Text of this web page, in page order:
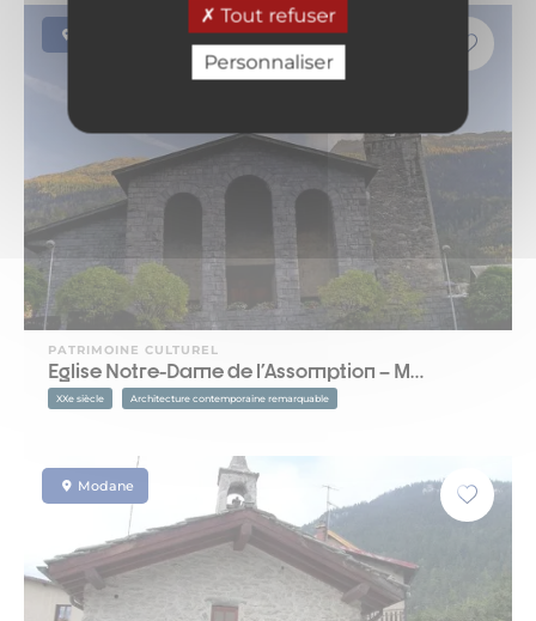
Tout refuser
Personnaliser
PATRIMOINE CULTUREL
Eglise Notre-Dame de l'Assomption – M…
XXe siècle Architecture contemporaine remarquable
Modane